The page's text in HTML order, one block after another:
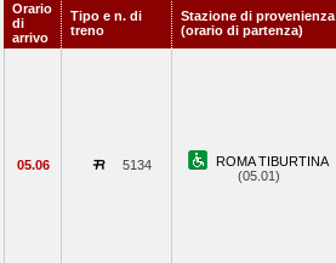
Orario
di
arrivo
Tipo e n. di
treno
Stazione di provenienza
(orario di partenza)
05.06 5134
ROMA TIBURTINA
(05.01)